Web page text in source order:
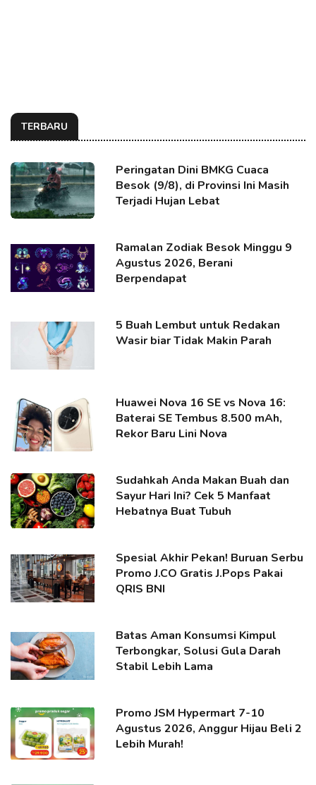
TERBARU
Peringatan Dini BMKG Cuaca
Besok (9/8), di Provinsi Ini Masih
Terjadi Hujan Lebat
Ramalan Zodiak Besok Minggu 9
Agustus 2026, Berani
Berpendapat
5 Buah Lembut untuk Redakan
Wasir biar Tidak Makin Parah
Huawei Nova 16 SE vs Nova 16:
Baterai SE Tembus 8.500 mAh,
Rekor Baru Lini Nova
Sudahkah Anda Makan Buah dan
Sayur Hari Ini? Cek 5 Manfaat
Hebatnya Buat Tubuh
Spesial Akhir Pekan! Buruan Serbu
Promo J.CO Gratis J.Pops Pakai
QRIS BNI
Batas Aman Konsumsi Kimpul
Terbongkar, Solusi Gula Darah
Stabil Lebih Lama
Promo JSM Hypermart 7-10
Agustus 2026, Anggur Hijau Beli 2
Lebih Murah!